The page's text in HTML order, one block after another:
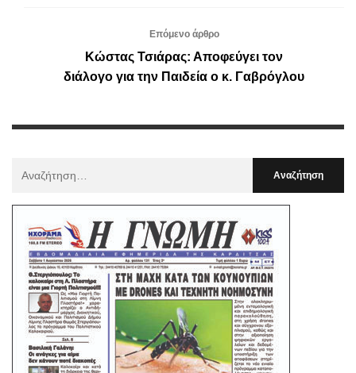
Επόμενο άρθρο
Κώστας Τσιάρας: Αποφεύγει τον
διάλογο για την Παιδεία ο κ. Γαβρόγλου
: